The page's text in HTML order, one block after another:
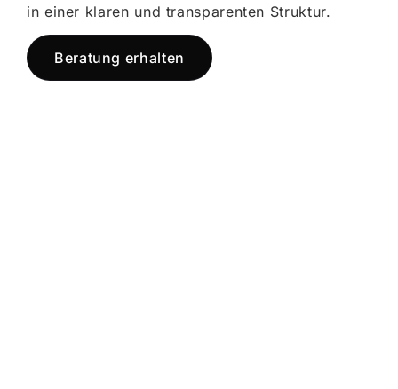
in einer klaren und transparenten Struktur.
Beratung erhalten